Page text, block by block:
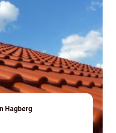
Hagberg